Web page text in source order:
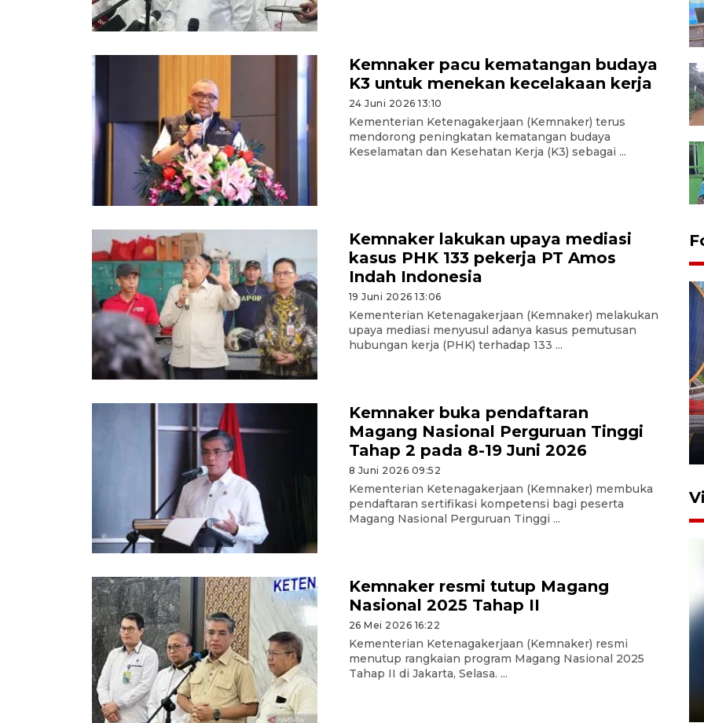
Kemnaker pacu kematangan budaya
K3 untuk menekan kecelakaan kerja
24 Juni 2026 13:10
Kementerian Ketenagakerjaan (Kemnaker) terus
mendorong peningkatan kematangan budaya
Keselamatan dan Kesehatan Kerja (K3) sebagai ...
Kemnaker lakukan upaya mediasi
kasus PHK 133 pekerja PT Amos
Indah Indonesia
19 Juni 2026 13:06
Kementerian Ketenagakerjaan (Kemnaker) melakukan
upaya mediasi menyusul adanya kasus pemutusan
hubungan kerja (PHK) terhadap 133 ...
Kemnaker buka pendaftaran
Magang Nasional Perguruan Tinggi
Tahap 2 pada 8-19 Juni 2026
8 Juni 2026 09:52
Kementerian Ketenagakerjaan (Kemnaker) membuka
pendaftaran sertifikasi kompetensi bagi peserta
Magang Nasional Perguruan Tinggi ...
Kemnaker resmi tutup Magang
Nasional 2025 Tahap II
26 Mei 2026 16:22
Kementerian Ketenagakerjaan (Kemnaker) resmi
menutup rangkaian program Magang Nasional 2025
Tahap II di Jakarta, Selasa. ...
perlintasan sebidang di
Stasiun Bogor
12 Juni 2026 18:49
Pelanggan Filaha Farm setia
sampai 8 tahan?